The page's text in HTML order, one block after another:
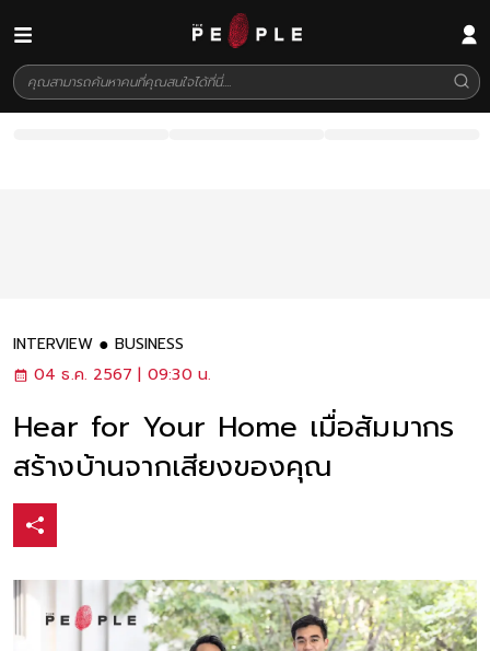
INTERVIEW
BUSINESS
04 ธ.ค. 2567 | 09:30 น.
Hear for Your Home เมื่อสัมมากร
สร้างบ้านจากเสียงของคุณ